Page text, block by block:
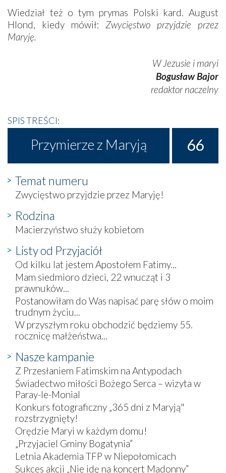
Wiedział też o tym prymas Polski kard. August
Hlond, kiedy mówił: Zwycięstwo przyjdzie przez
Maryję.
W Jezusie i maryi
Bogusław Bajor
redaktor naczelny
SPIS TREŚCI:
Przymierze z Maryją 66
Temat numeru
Zwycięstwo przyjdzie przez Maryję!
Rodzina
Macierzyństwo służy kobietom
Listy od Przyjaciół
Od kilku lat jestem Apostołem Fatimy...
Mam siedmioro dzieci, 22 wnucząt i 3
prawnuków...
Postanowiłam do Was napisać parę słów o moim
trudnym życiu...
W przyszłym roku obchodzić będziemy 55.
rocznicę małżeństwa...
Nasze kampanie
Z Przesłaniem Fatimskim na Antypodach
Świadectwo miłości Bożego Serca – wizyta w
Paray-le-Monial
Konkurs fotograficzny „365 dni z Maryją"
rozstrzygnięty!
Orędzie Maryi w każdym domu!
„Przyjaciel Gminy Bogatynia”
Letnia Akademia TFP w Niepołomicach
Sukces akcji „Nie idę na koncert Madonny”